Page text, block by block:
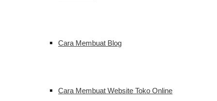
Cara Membuat Blog
Cara Membuat Website Toko Online